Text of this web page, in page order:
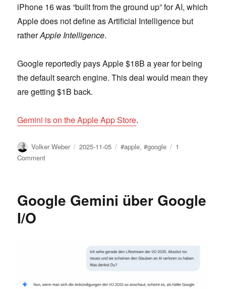
iPhone 16 was “built from the ground up” for AI, which
Apple does not define as Artificial Intelligence but
ratherApple Intelligence.
Google reportedly pays Apple $18B a year for being
the default search engine. This deal would mean they
are getting $1B back.
Gemini is on the Apple App Store.
Author
Volker Weber
Posted
2025-11-05 Tags
#apple,#google
1
Commenton
Google
Google Gemini über Google
I/O